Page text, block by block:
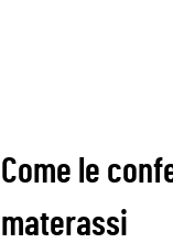
Come le
materassi